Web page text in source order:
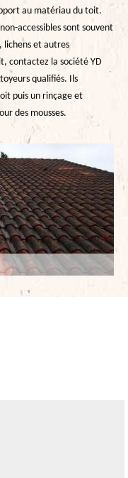
au matériau du toit.
accessibles sont souvent
lichens et autres
contactez la société YD
qualifiés. Ils
puis un rinçage et
des mousses.